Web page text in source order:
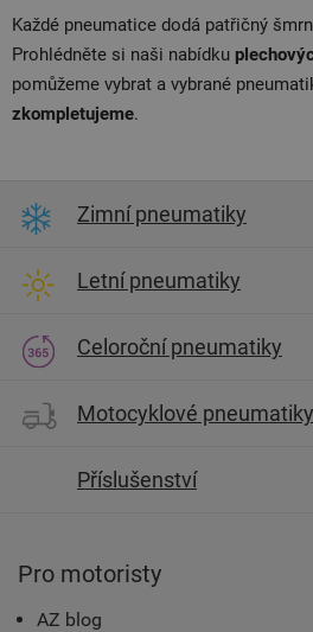
Každé pneumatice dodá patřičný
Prohlédněte si naši nabídku
pomůžeme vybrat a vybrané
zkompletujeme.
Zimní pneumatiky
Letní pneumatiky
Celoroční pneumatiky
Motocyklové pneumatiky
Příslušenství
Pro motoristy
AZ blog